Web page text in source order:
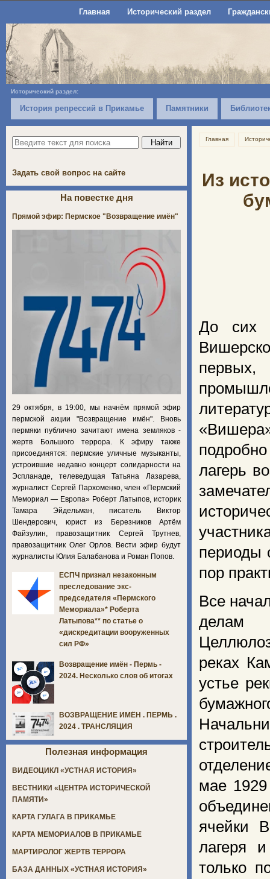
Главная Исторический раздел
Исторический раздел:
История репрессий в Прикамье Памятники
Главная
Из
До сих
лагерь
периоды
пор
Все
делам
реках
устье
мае
ячейки
лагеря
только
Задать свой вопрос на сайте
На повестке дня
Прямой эфир: Пермское "Возвращение имён"
29 октября, в 19:00, мы начнём прямой эфир
пермской акции "Возвращение имён". Вновь
пермяки публично зачитают имена земляков -
жертв Большого террора. К эфиру также
присоединятся: пермские уличные музыканты,
устроившие недавно концерт солидарности на
Эспланаде, телеведущая Татьяна Лазарева,
журналист Сергей Пархоменко, член «Пермский
Мемориал — Европа» Роберт Латыпов, историк
Тамара Эйдельман, писатель Виктор
Шендерович, юрист из Березников Артём
Файзулин, правозащитник Сергей Трутнев,
правозащитник Олег Орлов. Вести эфир будут
журналисты Юлия Балабанова и Роман Попов.
ЕСПЧ признал незаконным
преследование экс-
председателя «Пермского
Мемориала»* Роберта
Латыпова** по статье о
«дискредитации вооруженных
сил РФ»
Возвращение имён - Пермь -
2024. Несколько слов об итогах
ВОЗВРАЩЕНИЕ ИМЁН . ПЕРМЬ .
2024 . ТРАНСЛЯЦИЯ
Полезная информация
ВИДЕОЦИКЛ «УСТНАЯ ИСТОРИЯ»
ВЕСТНИКИ «ЦЕНТРА ИСТОРИЧЕСКОЙ
ПАМЯТИ»
КАРТА ГУЛАГА В ПРИКАМЬЕ
КАРТА МЕМОРИАЛОВ В ПРИКАМЬЕ
МАРТИРОЛОГ ЖЕРТВ ТЕРРОРА
БАЗА ДАННЫХ «УСТНАЯ ИСТОРИЯ»